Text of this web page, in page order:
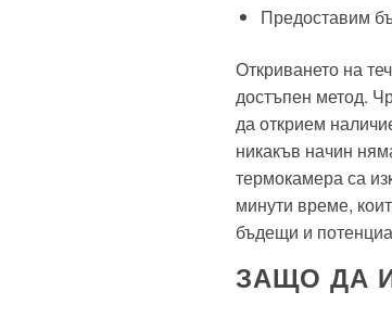
Предоставим
Откриването на
достъпен метод.
да открием
никакъв начин
термокамера са
минути време,
бъдещи и
ЗАЩО ДА